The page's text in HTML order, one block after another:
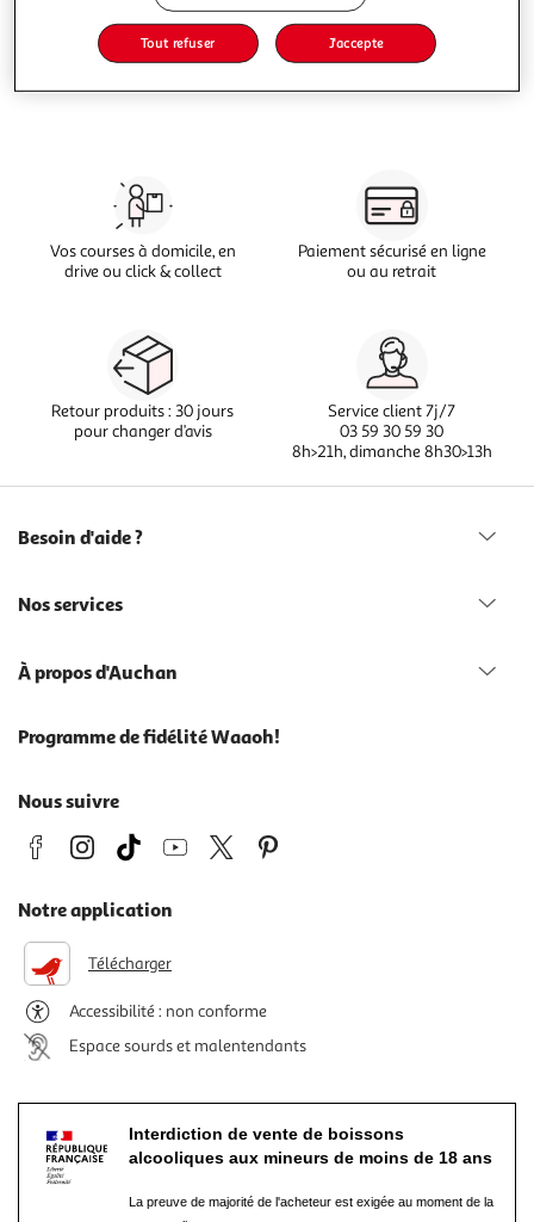
Avis clients(0)
Vos courses à domicile, en
drive ou click & collect
Paiement sécurisé en ligne
ou au retrait
Retour produits : 30 jours
pour changer d’avis
Service client 7j/7
03 59 30 59 30
8h>21h, dimanche 8h30>13h
Besoin d'aide ?
Nos services
À propos d'Auchan
Programme de fidélité Waaoh!
Nous suivre
Notre application
Télécharger
Accessibilité : non conforme
Espace sourds et malentendants
Interdiction de vente de boissons
alcooliques aux mineurs de moins de 18 ans
La preuve de majorité de l'acheteur est exigée au moment de la
Tout refuser J'accepte